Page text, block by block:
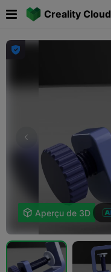
Creality Cloud

 Aperçu de 3D